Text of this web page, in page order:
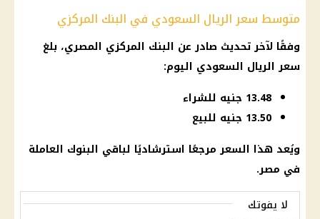
متوسط سعر الريال السعودي في البنك المركزي
وفقًا لآخر تحديث صادر عن البنك المركزي المصري، بلغ
سعر الريال السعودي اليوم:
13.48 جنيه للشراء
13.50 جنيه للبيع
ويُعد هذا السعر مرجعًا استرشاديًا لباقي البنوك العاملة
في مصر.
لا يفوتك